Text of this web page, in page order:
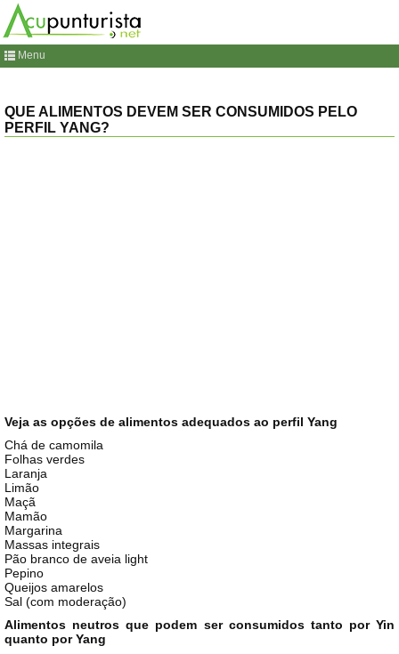
Menu
QUE ALIMENTOS DEVEM SER CONSUMIDOS PELO
PERFIL YANG?
Veja as opções de alimentos adequados ao perfil Yang
Chá de camomila
Folhas verdes
Laranja
Limão
Maçã
Mamão
Margarina
Massas integrais
Pão branco de aveia light
Pepino
Queijos amarelos
Sal (com moderação)
Alimentos neutros que podem ser consumidos tanto por Yin
quanto por Yang